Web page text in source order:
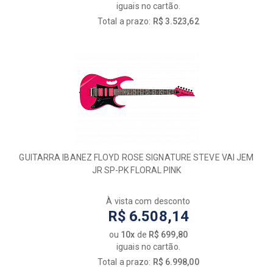
iguais no cartão.
Total a prazo: R$ 3.523,62
GUITARRA IBANEZ FLOYD ROSE SIGNATURE STEVE VAI JEM
JR SP-PK FLORAL PINK
À vista com desconto
R$ 6.508,14
ou 10x de R$ 699,80
iguais no cartão.
Total a prazo: R$ 6.998,00